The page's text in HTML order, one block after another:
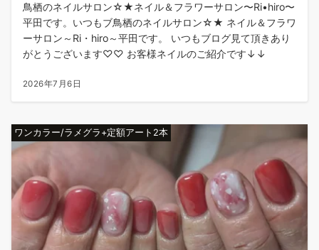
鳥栖のネイルサロン☆★ネイル＆フラワーサロン〜Ri•hiro〜
平田です。いつもブ鳥栖のネイルサロン☆★ ネイル＆フラワ
ーサロン～Ri・hiro～平田です。 いつもブログ見て頂きあり
がとうございます♡♡ お客様ネイルのご紹介です↓↓
2026年7月6日
ワンカラー/ラメグラ+定額アート2本